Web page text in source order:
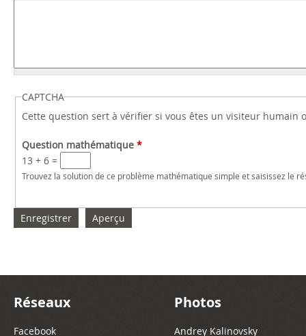
CAPTCHA
Cette question sert à vérifier si vous êtes un visiteur
Question mathématique *
13 + 6 =
Trouvez la solution de ce problème mathématique simple et saisissez le
Réseaux
Facebook
Photos
Andrey Kalinovsky